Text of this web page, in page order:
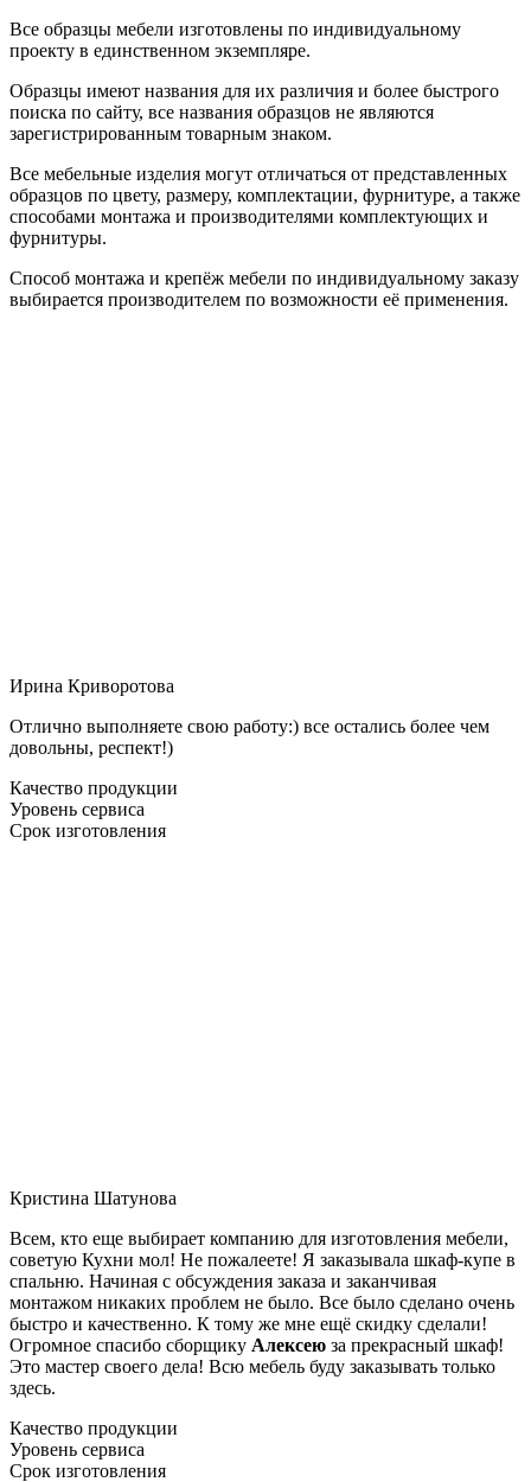
Все образцы мебели изготовлены по индивидуальному
проекту в единственном экземпляре.
Образцы имеют названия для их различия и более быстрого
поиска по сайту, все названия образцов не являются
зарегистрированным товарным знаком.
Все мебельные изделия могут отличаться от представленных
образцов по цвету, размеру, комплектации, фурнитуре, а также
способами монтажа и производителями комплектующих и
фурнитуры.
Способ монтажа и крепёж мебели по индивидуальному заказу
выбирается производителем по возможности её применения.
Ирина Криворотова
Отлично выполняете свою работу:) все остались более чем
довольны, респект!)
Качество продукции
Уровень сервиса
Срок изготовления
Кристина Шатунова
Всем, кто еще выбирает компанию для изготовления мебели,
советую Кухни мол! Не пожалеете! Я заказывала шкаф-купе в
спальню. Начиная с обсуждения заказа и заканчивая
монтажом никаких проблем не было. Все было сделано очень
быстро и качественно. К тому же мне ещё скидку сделали!
Огромное спасибо сборщику Алексею за прекрасный шкаф!
Это мастер своего дела! Всю мебель буду заказывать только
здесь.
Качество продукции
Уровень сервиса
Срок изготовления